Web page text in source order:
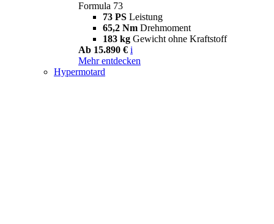
Formula 73
73 PS Leistung
65,2 Nm Drehmoment
183 kg Gewicht ohne Kraftstoff
Ab 15.890 € i
Mehr entdecken
Hypermotard